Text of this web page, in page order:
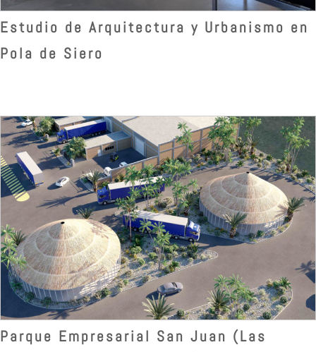
Estudio de Arquitectura y Urbanismo en
Pola de Siero
Parque Empresarial San Juan (Las